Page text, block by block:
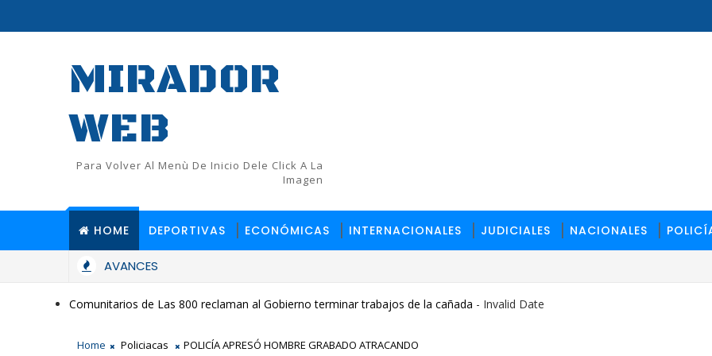
MIRADOR
WEB
Para Volver Al Menù De Inicio Dele Click A La
Imagen
HOME DEPORTIVAS ECONÓMICAS INTERNACIONALES JUDICIALES NACIONALES
AVANCES
Mujer resulta herida durante conflicto en Quisqueya; reportan otros lesionados
Comunitarios de Las 800 reclaman al Gobierno terminar trabajos de la cañada - Invalid Date
Home Policiacas POLICÍA APRESÓ HOMBRE GRABADO ATRACANDO